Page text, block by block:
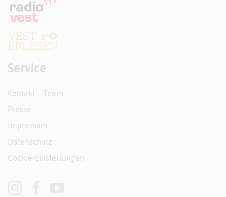
Service
Kontakt + Team
Presse
Impressum
Datenschutz
Cookie-Einstellungen